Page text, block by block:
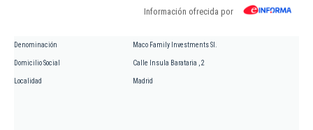
Información ofrecida por
Denominación Maco Family Investments Sl.
Domicilio Social Calle Insula Barataria , 2
Localidad Madrid